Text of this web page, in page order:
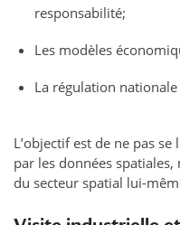
responsabilité;
Les modèles
La régulation
L’objectif est de ne pas
par les données
du secteur spatial lui-